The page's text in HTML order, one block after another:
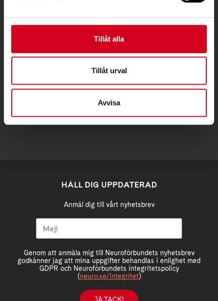
Tillåt alla
Tillåt urval
Avvisa
Telefon:08 - 720 29 40
Samma som besöksadress
HÅLL DIG UPPDATERAD
Anmäl dig till vårt nyhetsbrev
Genom att anmäla mig till Neuroförbundets nyhetsbrev
godkänner jag att mina uppgifter behandlas i enlighet med
GDPR och Neuroförbundets integritetspolicy
(neuro.se/integritet)